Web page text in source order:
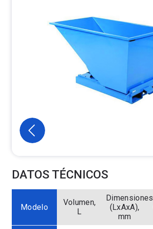
DATOS TÉCNICOS
Modelo
Volumen,
L
Dimensiones
(LxAxA),
mm